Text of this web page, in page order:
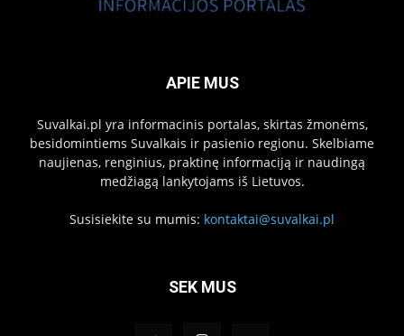
APIE MUS
Suvalkai.pl yra informacinis portalas, skirtas žmonėms,
besidomintiems Suvalkais ir pasienio regionu. Skelbiame
naujienas, renginius, praktinę informaciją ir naudingą
medžiagą lankytojams iš Lietuvos.
Susisiekite su mumis: kontaktai@suvalkai.pl
SEK MUS